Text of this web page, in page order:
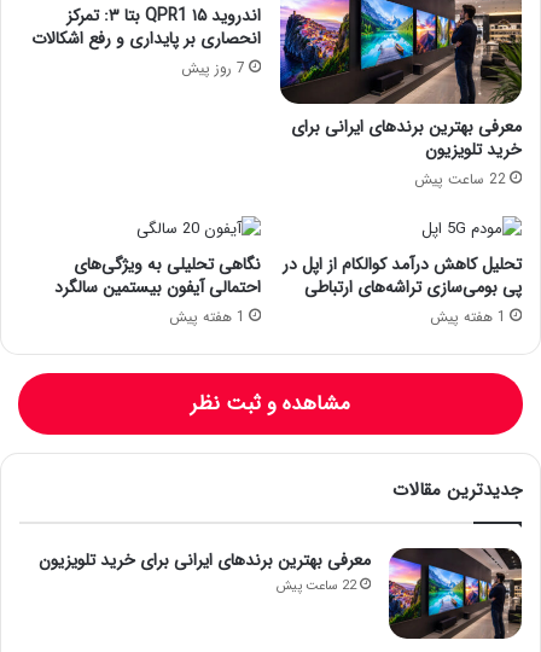
معرفی بهترین برندهای ایرانی برای
خرید تلویزیون
22 ساعت پیش
اندروید ۱۵ QPR1 بتا ۳: تمرکز
انحصاری بر پایداری و رفع اشکالات
7 روز پیش
تحلیل کاهش درآمد کوالکام از اپل در
پی بومی‌سازی تراشه‌های ارتباطی
1 هفته پیش
نگاهی تحلیلی به ویژگی‌های
احتمالی آیفون بیستمین سالگرد
1 هفته پیش
مشاهده و ثبت نظر
جدیدترین مقالات
معرفی بهترین برندهای ایرانی برای خرید تلویزیون
22 ساعت پیش